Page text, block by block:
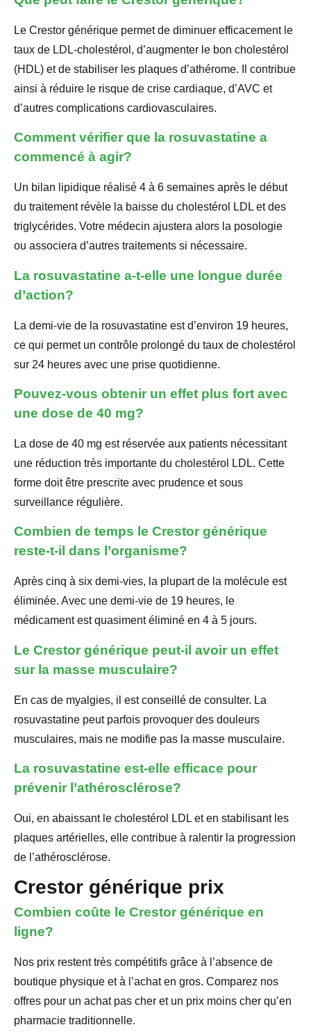
Le Crestor générique permet de diminuer efficacement le
taux de LDL-cholestérol, d’augmenter le bon cholestérol
(HDL) et de stabiliser les plaques d’athérome. Il contribue
ainsi à réduire le risque de crise cardiaque, d’AVC et
d’autres complications cardiovasculaires.
Comment vérifier que la rosuvastatine a
commencé à agir?
Un bilan lipidique réalisé 4 à 6 semaines après le début
du traitement révèle la baisse du cholestérol LDL et des
triglycérides. Votre médecin ajustera alors la posologie
ou associera d’autres traitements si nécessaire.
La rosuvastatine a-t-elle une longue durée
d’action?
La demi-vie de la rosuvastatine est d’environ 19 heures,
ce qui permet un contrôle prolongé du taux de cholestérol
sur 24 heures avec une prise quotidienne.
Pouvez-vous obtenir un effet plus fort avec
une dose de 40 mg?
La dose de 40 mg est réservée aux patients nécessitant
une réduction très importante du cholestérol LDL. Cette
forme doit être prescrite avec prudence et sous
surveillance régulière.
Combien de temps le Crestor générique
reste-t-il dans l’organisme?
Après cinq à six demi-vies, la plupart de la molécule est
éliminée. Avec une demi-vie de 19 heures, le
médicament est quasiment éliminé en 4 à 5 jours.
Le Crestor générique peut-il avoir un effet
sur la masse musculaire?
En cas de myalgies, il est conseillé de consulter. La
rosuvastatine peut parfois provoquer des douleurs
musculaires, mais ne modifie pas la masse musculaire.
La rosuvastatine est-elle efficace pour
prévenir l’athérosclérose?
Oui, en abaissant le cholestérol LDL et en stabilisant les
plaques artérielles, elle contribue à ralentir la progression
de l’athérosclérose.
Crestor générique prix
Combien coûte le Crestor générique en
ligne?
Nos prix restent très compétitifs grâce à l’absence de
boutique physique et à l’achat en gros. Comparez nos
offres pour un achat pas cher et un prix moins cher qu’en
pharmacie traditionnelle.